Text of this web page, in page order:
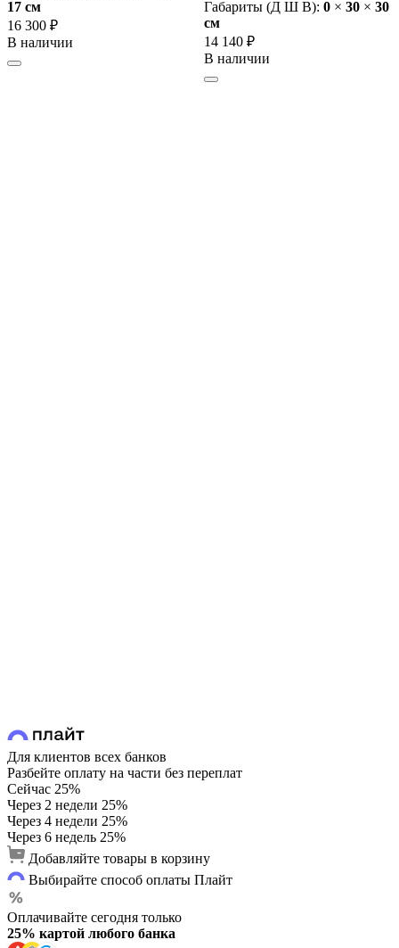
17 cм
16 300 ₽
В наличии
Габариты (Д Ш В): 0 × 30 × 30
cм
14 140 ₽
В наличии
Для клиентов всех банков
Разбейте оплату на части без переплат
Сейчас 25%
Через 2 недели 25%
Через 4 недели 25%
Через 6 недель 25%
Добавляйте товары в корзину
Выбирайте способ оплаты Плайт
Оплачивайте сегодня только
25% картой любого банка